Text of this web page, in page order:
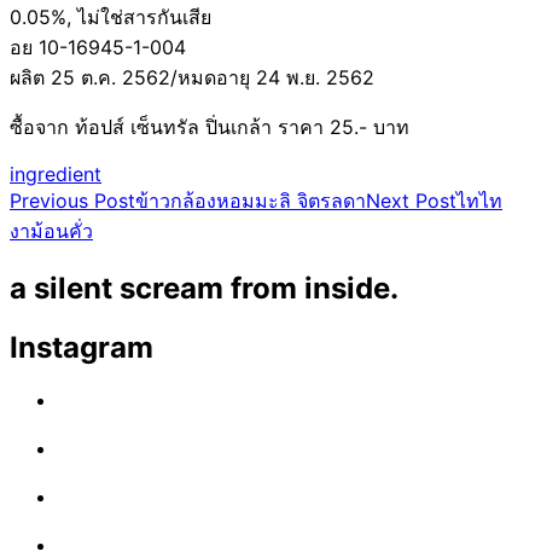
0.05%, ไม่ใช่สารกันเสีย
อย 10-16945-1-004
ผลิต 25 ต.ค. 2562/หมดอายุ 24 พ.ย. 2562
ซื้อจาก ท้อปส์ เซ็นทรัล ปิ่นเกล้า ราคา 25.- บาท
ingredient
Post
navigation
Previous Postข้าวกล้องหอมมะลิ จิตรลดาNext Postไทไท
งาม้อนคั่ว
a silent scream from inside.
Instagram